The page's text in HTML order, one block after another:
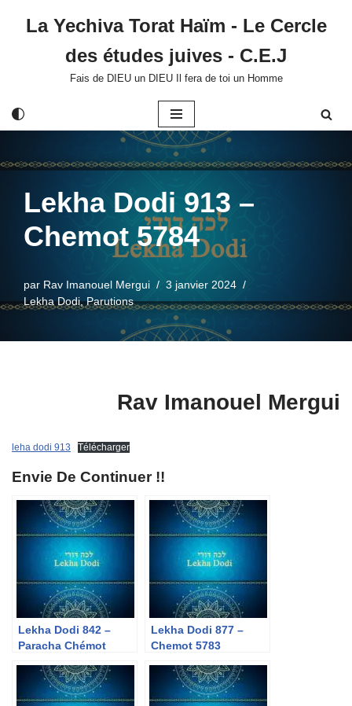
La Yechiva Torat Haïm - Le Cercle
des études juives - C.E.J
Fais de DIEU un DIEU Il fera de toi un Homme
Lekha Dodi 913 –
Chemot 5784
par Rav Imanouel Mergui
3 janvier 2024
Lekha Dodi,Parutions
Rav Imanouel Mergui
leha dodi 913 Télécharger
Envie De Continuer !!
Lekha Dodi 842 –
Paracha Chémot
Lekha Dodi 877 –
Chemot 5783